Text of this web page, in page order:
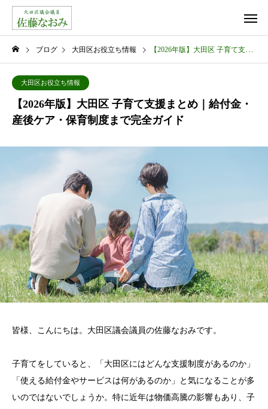
ブログ 大田区お役立ち情報 【2026年版】大田区 子育て支援まとめ｜給付金・産後ケア・保育制度まで完全ガイド
大田区お役立ち情報
【2026年版】大田区 子育て支援まとめ｜給付金・
産後ケア・保育制度まで完全ガイド
皆様、こんにちは。大田区議会議員の佐藤なおみです。
子育てをしていると、「大田区にはどんな支援制度があるのか」
「使える給付金やサービスは何があるのか」と気になることが多
いのではないでしょうか。特に近年は物価高騰の影響もあり、子